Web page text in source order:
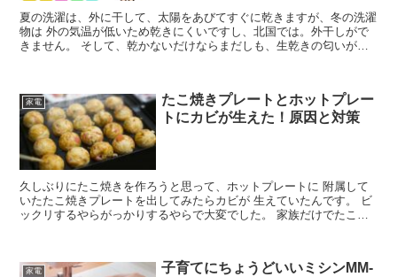
夏の洗濯は、外に干して、太陽をあびてすぐに乾きますが、冬の洗濯
物は 外の気温が低いため乾きにくいですし、北国では。外干しがで
きません。 そして、乾かないだけならまだしも、生乾きの匂いがし
家電
たこ焼きプレートとホットプレー
トにカビが生えた！原因と対策
久しぶりにたこ焼きを作ろうと思って、ホットプレートに 附属して
いたたこ焼きプレートを出してみたらカビが 生えていたんです。 ビ
ックリするやらがっかりするやらで大変でした。 家族だけでたこ焼
家電
子育てにちょうどいいミシンMM-